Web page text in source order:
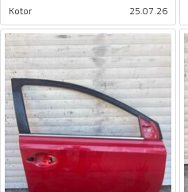
Kotor 25.07.26